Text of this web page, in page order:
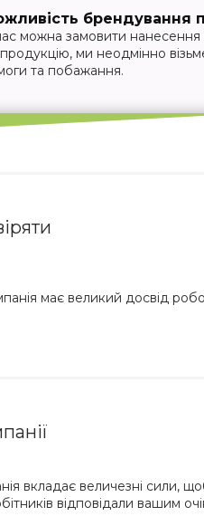
брендування
можна замовити нанесення
ми неодмінно
та побажання.
має великий досвід
вкладає величезні сили,
відповідали вашим